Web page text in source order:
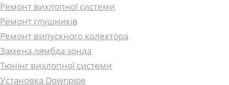
Ремонт вихлопної системи
Ремонт глушників
Ремонт випускного колектора
Замена лямбда зонда
Тюнінг вихлопної системи
Установка Downpipe